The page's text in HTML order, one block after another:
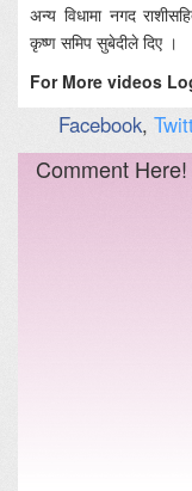
अन्य विधामा नगद
कृष्ण समिप सुबेदीले दिए ।
For More videos
Facebook,
Comment Here!